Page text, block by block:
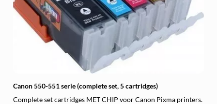
Canon 550-551 serie (complete set, 5 cartridges)
Complete set cartridges MET CHIP voor Canon Pixma printers.